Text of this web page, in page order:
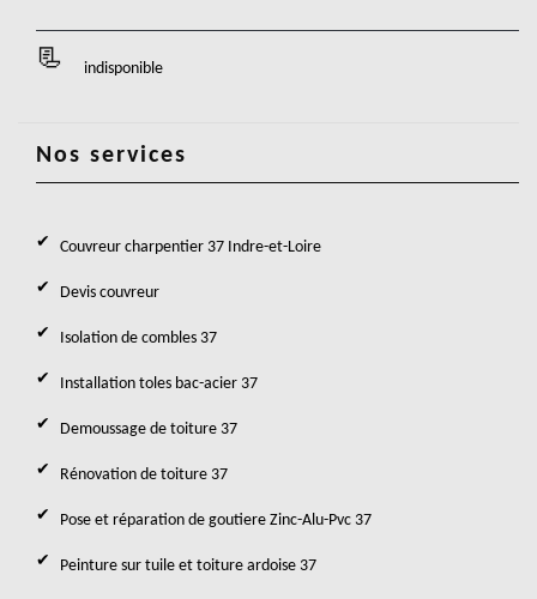
indisponible
Nos services
Couvreur charpentier 37 Indre-et-Loire
Devis couvreur
Isolation de combles 37
Installation toles bac-acier 37
Demoussage de toiture 37
Rénovation de toiture 37
Pose et réparation de goutiere Zinc-Alu-Pvc 37
Peinture sur tuile et toiture ardoise 37